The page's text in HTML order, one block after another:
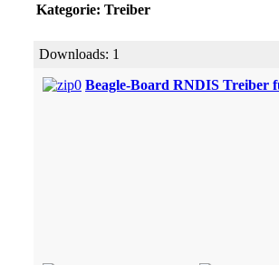
Kategorie: Treiber
Downloads: 1
Beagle-Board RNDIS Treiber